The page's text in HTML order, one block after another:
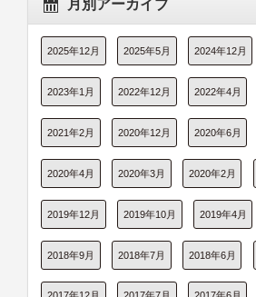
月別アーカイブ
2025年12月 2025年5月 2024年12月
2023年1月 2022年12月 2022年4月
2021年2月 2020年12月 2020年6月
2020年4月 2020年3月 2020年2月
2019年12月 2019年10月 2019年4月
2018年9月 2018年7月 2018年6月